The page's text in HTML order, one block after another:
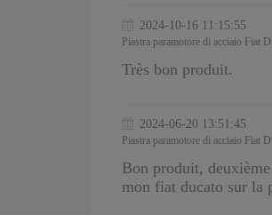
2024-10-16 11:15:55
Piastra paramotore di acciaio Fiat
Très bon produit.
2024-06-20 13:51:45
Piastra paramotore di acciaio Fiat
Bon produit,
mon fiat ducato sur la